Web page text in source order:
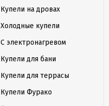
Купели на дровах
Холодные купели
С электронагревом
Купели для бани
Купели для террасы
Купели Фурако